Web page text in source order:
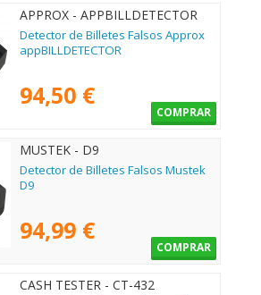
APPROX - APPBILLDETECTOR
Detector de Billetes Falsos Approx
appBILLDETECTOR
94,50 €
COMPRAR
MUSTEK - D9
Detector de Billetes Falsos Mustek
D9
94,99 €
COMPRAR
CASH TESTER - CT-432